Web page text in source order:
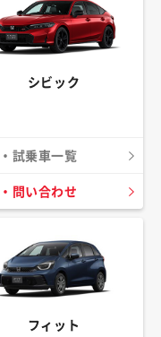
シビック
試乗車一覧
問い合わせ
フィット